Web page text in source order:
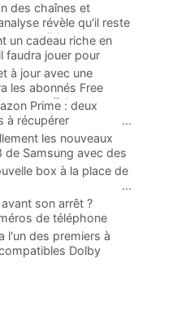
des chaînes et
révèle qu'il reste
possibles
un cadeau riche en
faudra jouer pour
à jour avec une
les abonnés Free
Telecom
Prime : deux
à récupérer
...
les nouveaux
de Samsung avec des
...
box à la place de
...
son arrêt ?
de téléphone
l'un des premiers à
Dolby